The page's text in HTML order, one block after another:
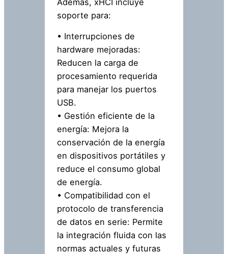
Además, xHCI incluye
soporte para:
• Interrupciones de
hardware mejoradas:
Reducen la carga de
procesamiento requerida
para manejar los puertos
USB.
• Gestión eficiente de la
energía: Mejora la
conservación de la energía
en dispositivos portátiles y
reduce el consumo global
de energía.
• Compatibilidad con el
protocolo de transferencia
de datos en serie: Permite
la integración fluida con las
normas actuales y futuras